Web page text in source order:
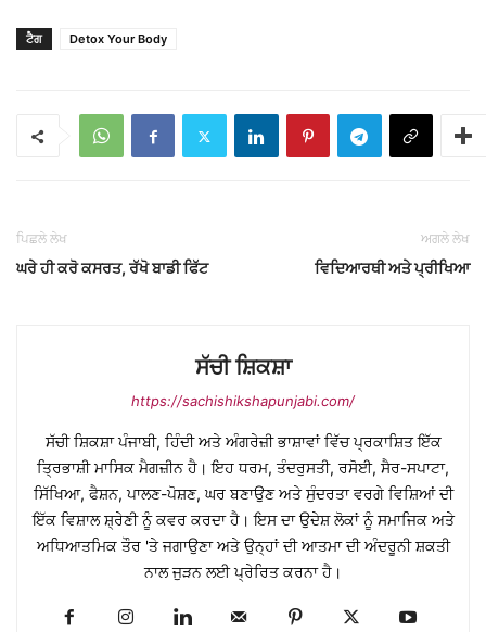
ਟੈਗ Detox Your Body
ਪਿਛਲੇ ਲੇਖ
ਘਰੇ ਹੀ ਕਰੋ ਕਸਰਤ, ਰੱਖੋ ਬਾਡੀ ਫਿੱਟ
ਅਗਲੇ ਲੇਖ
ਵਿਦਿਆਰਥੀ ਅਤੇ ਪ੍ਰੀਖਿਆ
ਸੱਚੀ ਸ਼ਿਕਸ਼ਾ
https://sachishikshapunjabi.com/
ਸੱਚੀ ਸ਼ਿਕਸ਼ਾ ਪੰਜਾਬੀ, ਹਿੰਦੀ ਅਤੇ ਅੰਗਰੇਜ਼ੀ ਭਾਸ਼ਾਵਾਂ ਵਿੱਚ ਪ੍ਰਕਾਸ਼ਿਤ ਇੱਕ
ਤ੍ਰਿਭਾਸ਼ੀ ਮਾਸਿਕ ਮੈਗਜ਼ੀਨ ਹੈ। ਇਹ ਧਰਮ, ਤੰਦਰੁਸਤੀ, ਰਸੋਈ, ਸੈਰ-ਸਪਾਟਾ,
ਸਿੱਖਿਆ, ਫੈਸ਼ਨ, ਪਾਲਣ-ਪੋਸ਼ਣ, ਘਰ ਬਣਾਉਣ ਅਤੇ ਸੁੰਦਰਤਾ ਵਰਗੇ ਵਿਸ਼ਿਆਂ ਦੀ
ਇੱਕ ਵਿਸ਼ਾਲ ਸ਼੍ਰੇਣੀ ਨੂੰ ਕਵਰ ਕਰਦਾ ਹੈ। ਇਸ ਦਾ ਉਦੇਸ਼ ਲੋਕਾਂ ਨੂੰ ਸਮਾਜਿਕ ਅਤੇ
ਅਧਿਆਤਮਿਕ ਤੌਰ 'ਤੇ ਜਗਾਉਣਾ ਅਤੇ ਉਨ੍ਹਾਂ ਦੀ ਆਤਮਾ ਦੀ ਅੰਦਰੂਨੀ ਸ਼ਕਤੀ
ਨਾਲ ਜੁੜਨ ਲਈ ਪ੍ਰੇਰਿਤ ਕਰਨਾ ਹੈ।